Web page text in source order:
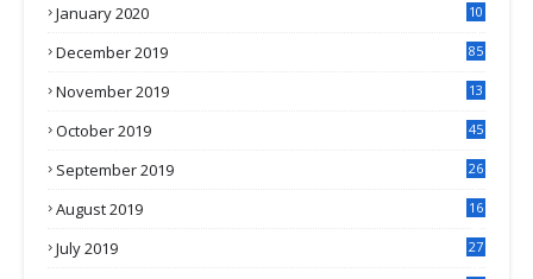
January 2020
10
December 2019 85
November 2019
13
October 2019 45
September 2019
26
August 2019
16
July 2019
27